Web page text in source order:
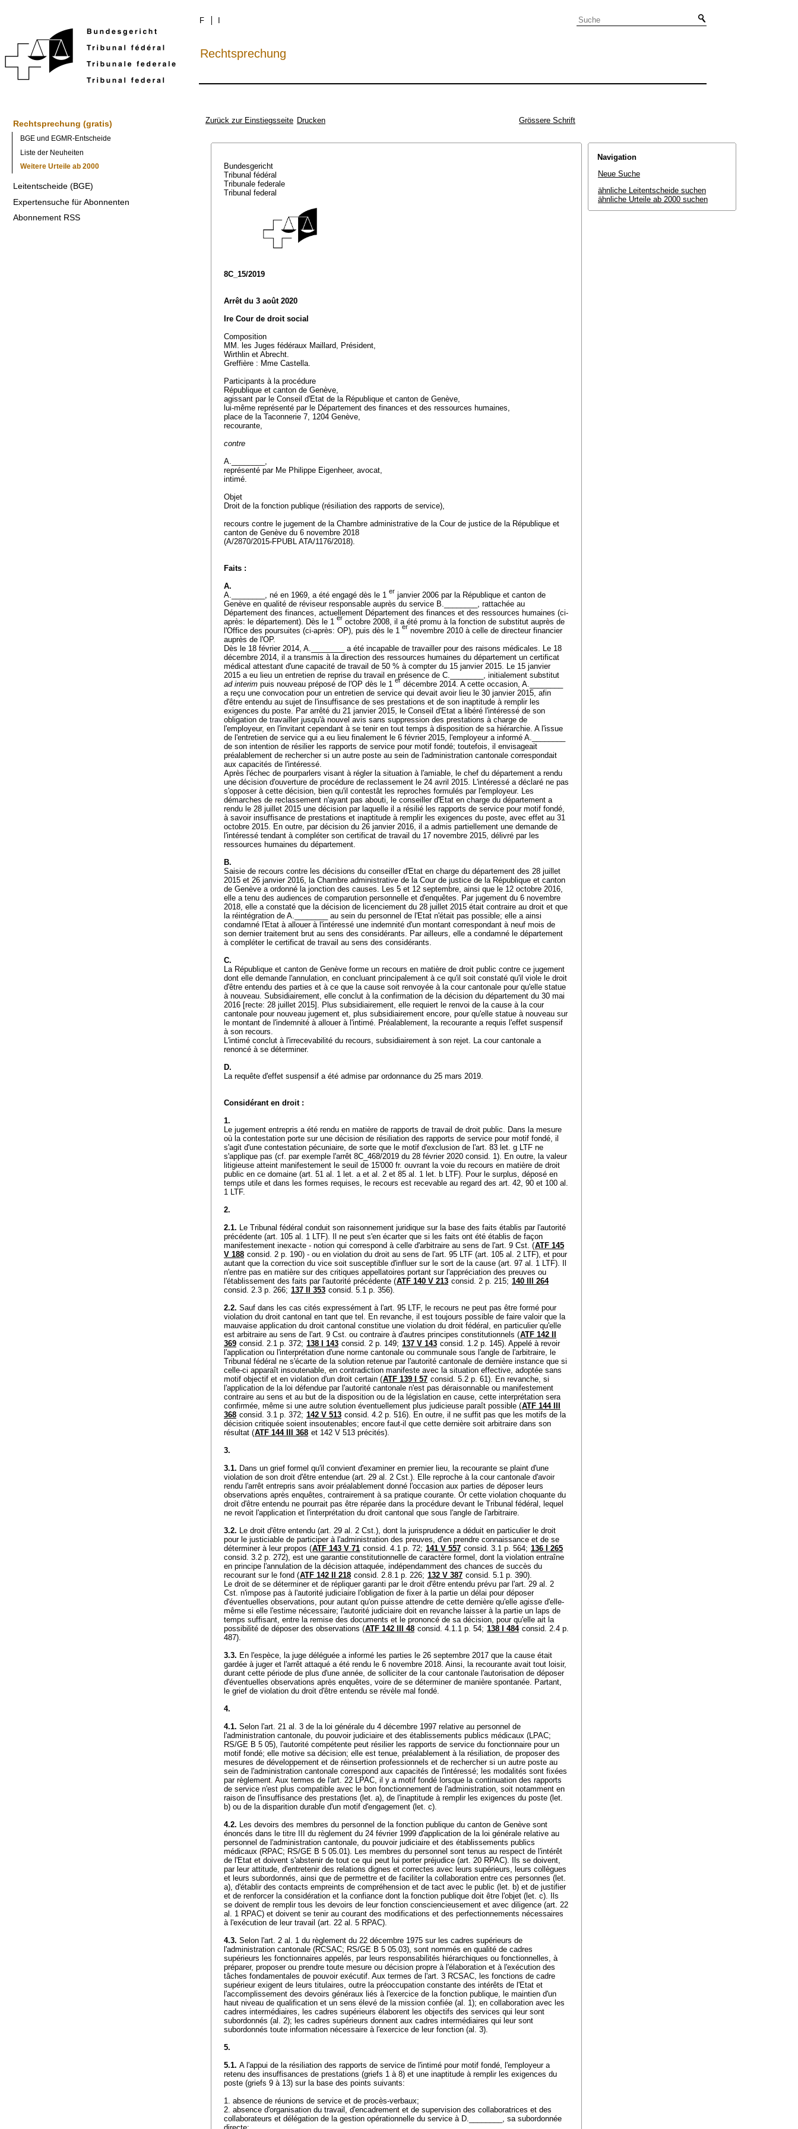
F
Rechtsprechung
Rechtsprechung (gratis)
BGE und EGMR-Entscheide
Liste der Neuheiten
Weitere Urteile ab 2000
Leitentscheide (BGE)
Expertensuche für Abonnenten
Abonnement RSS
Zurück zur Einstiegsseite Drucken Grössere Schrift
Bundesgericht
Tribunal fédéral
Tribunale federale
Tribunal federal
8C_15/2019
Arrêt du 3 août 2020
Ire Cour de droit social
Composition
MM. les Juges fédéraux Maillard, Président,
Wirthlin et Abrecht.
Greffière : Mme Castella.
Participants à la procédure
République et canton de Genève,
agissant par le Conseil d'Etat de la République et canton de Genève,
lui-même représenté par le Département des finances et des ressources humaines,
place de la Taconnerie 7, 1204 Genève,
recourante,
contre
A.________,
représenté par Me Philippe Eigenheer, avocat,
intimé.
Objet
Droit de la fonction publique (résiliation des rapports de service),
recours contre le jugement de la Chambre administrative de la Cour de justice de la République et
canton de Genève du 6 novembre 2018
(A/2870/2015-FPUBL ATA/1176/2018).
Faits :
A.
A.________, né en 1969, a été engagé dès le 1 er janvier 2006 par la République et canton de
Genève en qualité de réviseur responsable auprès du service B.________, rattachée au
Département des finances, actuellement Département des finances et des ressources humaines (ci-
après: le département). Dès le 1 er octobre 2008, il a été promu à la fonction de substitut auprès de
l'Office des poursuites (ci-après: OP), puis dès le 1 er novembre 2010 à celle de directeur financier
auprès de l'OP.
Dès le 18 février 2014, A.________ a été incapable de travailler pour des raisons médicales. Le 18
décembre 2014, il a transmis à la direction des ressources humaines du département un certificat
médical attestant d'une capacité de travail de 50 % à compter du 15 janvier 2015. Le 15 janvier
2015 a eu lieu un entretien de reprise du travail en présence de C.________, initialement substitut
ad interim puis nouveau préposé de l'OP dès le 1 er décembre 2014. A cette occasion, A.________
a reçu une convocation pour un entretien de service qui devait avoir lieu le 30 janvier 2015, afin
d'être entendu au sujet de l'insuffisance de ses prestations et de son inaptitude à remplir les
exigences du poste. Par arrêté du 21 janvier 2015, le Conseil d'Etat a libéré l'intéressé de son
obligation de travailler jusqu'à nouvel avis sans suppression des prestations à charge de
l'employeur, en l'invitant cependant à se tenir en tout temps à disposition de sa hiérarchie. A l'issue
de l'entretien de service qui a eu lieu finalement le 6 février 2015, l'employeur a informé A.________
de son intention de résilier les rapports de service pour motif fondé; toutefois, il envisageait
préalablement de rechercher si un autre poste au sein de l'administration cantonale correspondait
aux capacités de l'intéressé.
Après l'échec de pourparlers visant à régler la situation à l'amiable, le chef du département a rendu
une décision d'ouverture de procédure de reclassement le 24 avril 2015. L'intéressé a déclaré ne pas
s'opposer à cette décision, bien qu'il contestât les reproches formulés par l'employeur. Les
démarches de reclassement n'ayant pas abouti, le conseiller d'Etat en charge du département a
rendu le 28 juillet 2015 une décision par laquelle il a résilié les rapports de service pour motif fondé,
à savoir insuffisance de prestations et inaptitude à remplir les exigences du poste, avec effet au 31
octobre 2015. En outre, par décision du 26 janvier 2016, il a admis partiellement une demande de
l'intéressé tendant à compléter son certificat de travail du 17 novembre 2015, délivré par les
ressources humaines du département.
B.
Saisie de recours contre les décisions du conseiller d'Etat en charge du département des 28 juillet
2015 et 26 janvier 2016, la Chambre administrative de la Cour de justice de la République et canton
de Genève a ordonné la jonction des causes. Les 5 et 12 septembre, ainsi que le 12 octobre 2016,
elle a tenu des audiences de comparution personnelle et d'enquêtes. Par jugement du 6 novembre
2018, elle a constaté que la décision de licenciement du 28 juillet 2015 était contraire au droit et que
la réintégration de A.________ au sein du personnel de l'Etat n'était pas possible; elle a ainsi
condamné l'Etat à allouer à l'intéressé une indemnité d'un montant correspondant à neuf mois de
son dernier traitement brut au sens des considérants. Par ailleurs, elle a condamné le département
à compléter le certificat de travail au sens des considérants.
C.
La République et canton de Genève forme un recours en matière de droit public contre ce jugement
dont elle demande l'annulation, en concluant principalement à ce qu'il soit constaté qu'il viole le droit
d'être entendu des parties et à ce que la cause soit renvoyée à la cour cantonale pour qu'elle statue
à nouveau. Subsidiairement, elle conclut à la confirmation de la décision du département du 30 mai
2016 [recte: 28 juillet 2015]. Plus subsidiairement, elle requiert le renvoi de la cause à la cour
cantonale pour nouveau jugement et, plus subsidiairement encore, pour qu'elle statue à nouveau sur
le montant de l'indemnité à allouer à l'intimé. Préalablement, la recourante a requis l'effet suspensif
à son recours.
L'intimé conclut à l'irrecevabilité du recours, subsidiairement à son rejet. La cour cantonale a
renoncé à se déterminer.
D.
La requête d'effet suspensif a été admise par ordonnance du 25 mars 2019.
Considérant en droit :
1.
Le jugement entrepris a été rendu en matière de rapports de travail de droit public. Dans la mesure
où la contestation porte sur une décision de résiliation des rapports de service pour motif fondé, il
s'agit d'une contestation pécuniaire, de sorte que le motif d'exclusion de l'art. 83 let. g LTF ne
s'applique pas (cf. par exemple l'arrêt 8C_468/2019 du 28 février 2020 consid. 1). En outre, la valeur
litigieuse atteint manifestement le seuil de 15'000 fr. ouvrant la voie du recours en matière de droit
public en ce domaine (art. 51 al. 1 let. a et al. 2 et 85 al. 1 let. b LTF). Pour le surplus, déposé en
temps utile et dans les formes requises, le recours est recevable au regard des art. 42, 90 et 100 al.
1 LTF.
2.
2.1. Le Tribunal fédéral conduit son raisonnement juridique sur la base des faits établis par l'autorité
précédente (art. 105 al. 1 LTF). Il ne peut s'en écarter que si les faits ont été établis de façon
manifestement inexacte - notion qui correspond à celle d'arbitraire au sens de l'art. 9 Cst. (ATF 145
V 188 consid. 2 p. 190) - ou en violation du droit au sens de l'art. 95 LTF (art. 105 al. 2 LTF), et pour
autant que la correction du vice soit susceptible d'influer sur le sort de la cause (art. 97 al. 1 LTF). Il
n'entre pas en matière sur des critiques appellatoires portant sur l'appréciation des preuves ou
l'établissement des faits par l'autorité précédente (ATF 140 V 213 consid. 2 p. 215; 140 III 264
consid. 2.3 p. 266; 137 II 353 consid. 5.1 p. 356).
2.2. Sauf dans les cas cités expressément à l'art. 95 LTF, le recours ne peut pas être formé pour
violation du droit cantonal en tant que tel. En revanche, il est toujours possible de faire valoir que la
mauvaise application du droit cantonal constitue une violation du droit fédéral, en particulier qu'elle
est arbitraire au sens de l'art. 9 Cst. ou contraire à d'autres principes constitutionnels (ATF 142 II
369 consid. 2.1 p. 372; 138 I 143 consid. 2 p. 149; 137 V 143 consid. 1.2 p. 145). Appelé à revoir
l'application ou l'interprétation d'une norme cantonale ou communale sous l'angle de l'arbitraire, le
Tribunal fédéral ne s'écarte de la solution retenue par l'autorité cantonale de dernière instance que si
celle-ci apparaît insoutenable, en contradiction manifeste avec la situation effective, adoptée sans
motif objectif et en violation d'un droit certain (ATF 139 I 57 consid. 5.2 p. 61). En revanche, si
l'application de la loi défendue par l'autorité cantonale n'est pas déraisonnable ou manifestement
contraire au sens et au but de la disposition ou de la législation en cause, cette interprétation sera
confirmée, même si une autre solution éventuellement plus judicieuse paraît possible (ATF 144 III
368 consid. 3.1 p. 372; 142 V 513 consid. 4.2 p. 516). En outre, il ne suffit pas que les motifs de la
décision critiquée soient insoutenables; encore faut-il que cette dernière soit arbitraire dans son
résultat (ATF 144 III 368 et 142 V 513 précités).
3.
3.1. Dans un grief formel qu'il convient d'examiner en premier lieu, la recourante se plaint d'une
violation de son droit d'être entendue (art. 29 al. 2 Cst.). Elle reproche à la cour cantonale d'avoir
rendu l'arrêt entrepris sans avoir préalablement donné l'occasion aux parties de déposer leurs
observations après enquêtes, contrairement à sa pratique courante. Or cette violation choquante du
droit d'être entendu ne pourrait pas être réparée dans la procédure devant le Tribunal fédéral, lequel
ne revoit l'application et l'interprétation du droit cantonal que sous l'angle de l'arbitraire.
3.2. Le droit d'être entendu (art. 29 al. 2 Cst.), dont la jurisprudence a déduit en particulier le droit
pour le justiciable de participer à l'administration des preuves, d'en prendre connaissance et de se
déterminer à leur propos (ATF 143 V 71 consid. 4.1 p. 72; 141 V 557 consid. 3.1 p. 564; 136 I 265
consid. 3.2 p. 272), est une garantie constitutionnelle de caractère formel, dont la violation entraîne
en principe l'annulation de la décision attaquée, indépendamment des chances de succès du
recourant sur le fond (ATF 142 II 218 consid. 2.8.1 p. 226; 132 V 387 consid. 5.1 p. 390).
Le droit de se déterminer et de répliquer garanti par le droit d'être entendu prévu par l'art. 29 al. 2
Cst. n'impose pas à l'autorité judiciaire l'obligation de fixer à la partie un délai pour déposer
d'éventuelles observations, pour autant qu'on puisse attendre de cette dernière qu'elle agisse d'elle-
même si elle l'estime nécessaire; l'autorité judiciaire doit en revanche laisser à la partie un laps de
temps suffisant, entre la remise des documents et le prononcé de sa décision, pour qu'elle ait la
possibilité de déposer des observations (ATF 142 III 48 consid. 4.1.1 p. 54; 138 I 484 consid. 2.4 p.
487).
3.3. En l'espèce, la juge déléguée a informé les parties le 26 septembre 2017 que la cause était
gardée à juger et l'arrêt attaqué a été rendu le 6 novembre 2018. Ainsi, la recourante avait tout loisir,
durant cette période de plus d'une année, de solliciter de la cour cantonale l'autorisation de déposer
d'éventuelles observations après enquêtes, voire de se déterminer de manière spontanée. Partant,
le grief de violation du droit d'être entendu se révèle mal fondé.
4.
4.1. Selon l'art. 21 al. 3 de la loi générale du 4 décembre 1997 relative au personnel de
l'administration cantonale, du pouvoir judiciaire et des établissements publics médicaux (LPAC;
RS/GE B 5 05), l'autorité compétente peut résilier les rapports de service du fonctionnaire pour un
motif fondé; elle motive sa décision; elle est tenue, préalablement à la résiliation, de proposer des
mesures de développement et de réinsertion professionnels et de rechercher si un autre poste au
sein de l'administration cantonale correspond aux capacités de l'intéressé; les modalités sont fixées
par règlement. Aux termes de l'art. 22 LPAC, il y a motif fondé lorsque la continuation des rapports
de service n'est plus compatible avec le bon fonctionnement de l'administration, soit notamment en
raison de l'insuffisance des prestations (let. a), de l'inaptitude à remplir les exigences du poste (let.
b) ou de la disparition durable d'un motif d'engagement (let. c).
4.2. Les devoirs des membres du personnel de la fonction publique du canton de Genève sont
énoncés dans le titre III du règlement du 24 février 1999 d'application de la loi générale relative au
personnel de l'administration cantonale, du pouvoir judiciaire et des établissements publics
médicaux (RPAC; RS/GE B 5 05.01). Les membres du personnel sont tenus au respect de l'intérêt
de l'Etat et doivent s'abstenir de tout ce qui peut lui porter préjudice (art. 20 RPAC). Ils se doivent,
par leur attitude, d'entretenir des relations dignes et correctes avec leurs supérieurs, leurs collègues
et leurs subordonnés, ainsi que de permettre et de faciliter la collaboration entre ces personnes (let.
a), d'établir des contacts empreints de compréhension et de tact avec le public (let. b) et de justifier
et de renforcer la considération et la confiance dont la fonction publique doit être l'objet (let. c). Ils
se doivent de remplir tous les devoirs de leur fonction consciencieusement et avec diligence (art. 22
al. 1 RPAC) et doivent se tenir au courant des modifications et des perfectionnements nécessaires
à l'exécution de leur travail (art. 22 al. 5 RPAC).
4.3. Selon l'art. 2 al. 1 du règlement du 22 décembre 1975 sur les cadres supérieurs de
l'administration cantonale (RCSAC; RS/GE B 5 05.03), sont nommés en qualité de cadres
supérieurs les fonctionnaires appelés, par leurs responsabilités hiérarchiques ou fonctionnelles, à
préparer, proposer ou prendre toute mesure ou décision propre à l'élaboration et à l'exécution des
tâches fondamentales de pouvoir exécutif. Aux termes de l'art. 3 RCSAC, les fonctions de cadre
supérieur exigent de leurs titulaires, outre la préoccupation constante des intérêts de l'Etat et
l'accomplissement des devoirs généraux liés à l'exercice de la fonction publique, le maintien d'un
haut niveau de qualification et un sens élevé de la mission confiée (al. 1); en collaboration avec les
cadres intermédiaires, les cadres supérieurs élaborent les objectifs des services qui leur sont
subordonnés (al. 2); les cadres supérieurs donnent aux cadres intermédiaires qui leur sont
subordonnés toute information nécessaire à l'exercice de leur fonction (al. 3).
5.
5.1. A l'appui de la résiliation des rapports de service de l'intimé pour motif fondé, l'employeur a
retenu des insuffisances de prestations (griefs 1 à 8) et une inaptitude à remplir les exigences du
poste (griefs 9 à 13) sur la base des points suivants:
1. absence de réunions de service et de procès-verbaux;
2. absence d'organisation du travail, d'encadrement et de supervision des collaboratrices et des
collaborateurs et délégation de la gestion opérationnelle du service à D.________, sa subordonnée
Navigation
Neue Suche
ähnliche Leitentscheide suchen
ähnliche Urteile ab 2000 suchen